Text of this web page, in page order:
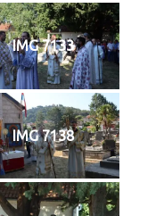
IMG 7133
IMG 7138